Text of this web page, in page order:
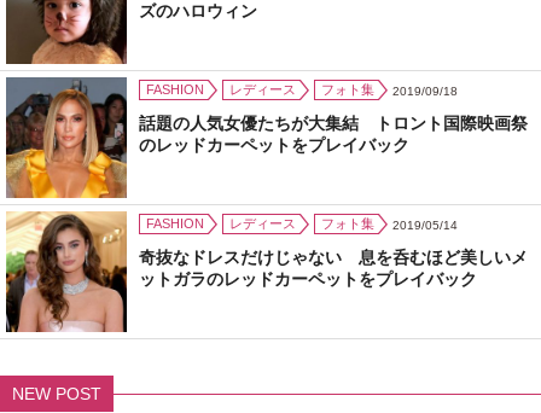
ズのハロウィン
FASHION レディース フォト集 2019/09/18
話題の人気女優たちが大集結 トロント国際映画祭
のレッドカーペットをプレイバック
FASHION レディース フォト集 2019/05/14
奇抜なドレスだけじゃない 息を呑むほど美しいメ
ットガラのレッドカーペットをプレイバック
NEW POST